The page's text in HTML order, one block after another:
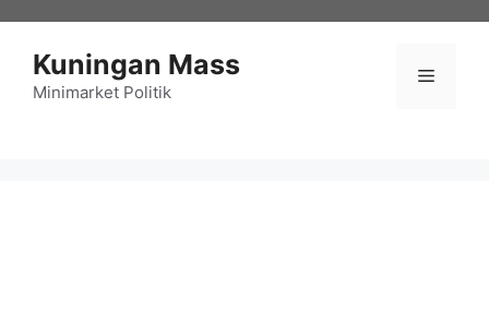
Kuningan Mass
Minimarket Politik
Menu